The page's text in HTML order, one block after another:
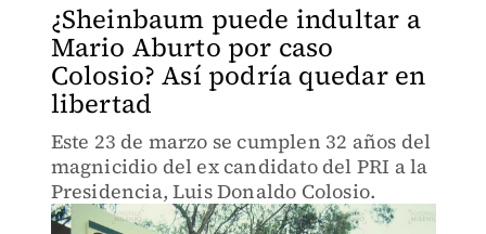
¿Sheinbaum puede indultar a
Mario Aburto por caso
Colosio? Así podría quedar en
libertad
Este 23 de marzo se cumplen 32 años del
magnicidio del ex candidato del PRI a la
Presidencia, Luis Donaldo Colosio.